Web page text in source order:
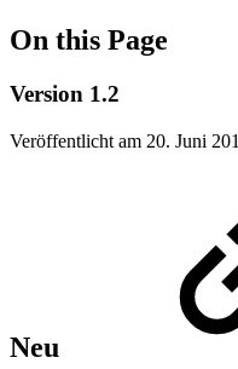
On this Page
Version 1.2
Veröffentlicht am 20. Juni
Neu